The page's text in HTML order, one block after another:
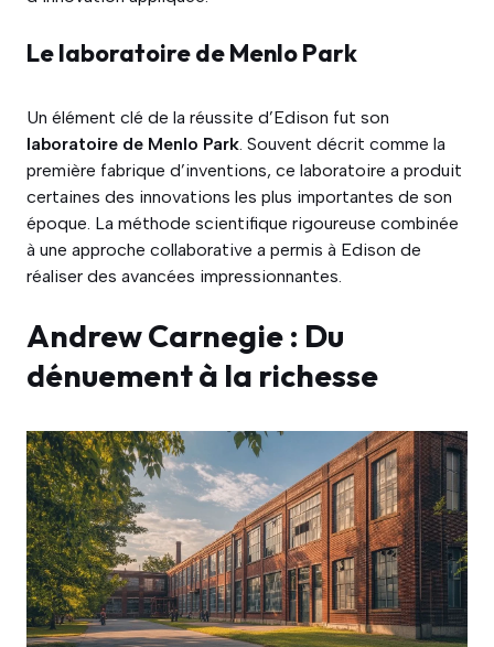
Le laboratoire de Menlo Park
Un élément clé de la réussite d’Edison fut son
laboratoire de Menlo Park. Souvent décrit comme la
première fabrique d’inventions, ce laboratoire a produit
certaines des innovations les plus importantes de son
époque. La méthode scientifique rigoureuse combinée
à une approche collaborative a permis à Edison de
réaliser des avancées impressionnantes.
Andrew Carnegie : Du
dénuement à la richesse